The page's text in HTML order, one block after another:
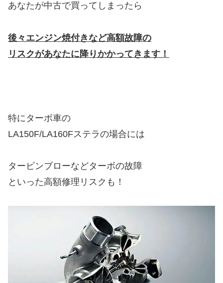
あなたが中古で買ってしまったら
後々エンジン焼付きなど高額故障の
リスクがあなたに降りかかってきます！
特にターボ車の
LA150F/LA160Fステラの場合には
タービンブローなどターボの故障
といった高額修理リスクも！